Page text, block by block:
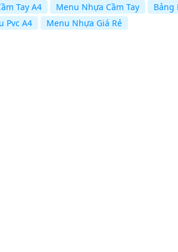
Tay A4 Menu Nhựa Cầm Tay
Bảng
Pvc A4 Menu Nhựa Giá Rẻ